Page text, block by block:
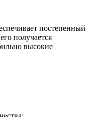
постепенный
получается
высокие